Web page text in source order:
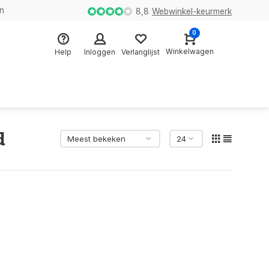
8,8 Webwinkel-keurmerk
Help Inloggen Verlanglijst
0
Winkelwagen